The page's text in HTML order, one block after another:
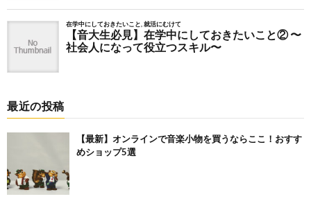
最近の投稿
【最新】オンラインで音楽小物を買うならここ！おすす
めショップ5選